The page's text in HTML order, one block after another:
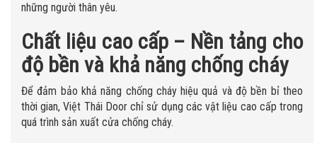
những người thân yêu.
Chất liệu cao cấp – Nền tảng cho
độ bền và khả năng chống cháy
Để đảm bảo khả năng chống cháy hiệu quả và độ bền bỉ theo
thời gian, Việt Thái Door chỉ sử dụng các vật liệu cao cấp trong
quá trình sản xuất cửa chống cháy.